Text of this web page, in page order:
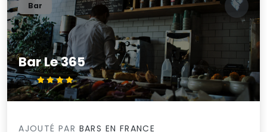
Bar Le 365
4.4/5
Bar
AJOUTÉ PAR BARS EN FRANCE